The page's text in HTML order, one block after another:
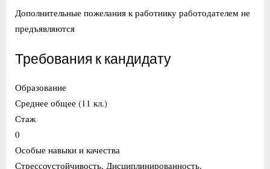
Дополнительные пожелания к работнику работодателем не
предъявляются
Требования к кандидату
Образование
Среднее общее (11 кл.)
Стаж
0
Особые навыки и качества
Стрессоустойчивость, Дисциплинированность,